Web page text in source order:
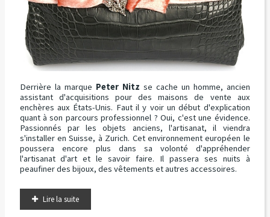
Derrière la marque Peter Nitz se cache un homme, ancien
assistant d'acquisitions pour des maisons de vente aux
enchères aux États-Unis. Faut il y voir un début d'explication
quant à son parcours professionnel ? Oui, c'est une évidence.
Passionnés par les objets anciens, l'artisanat, il viendra
s'installer en Suisse, à Zurich. Cet environnement européen le
poussera encore plus dans sa volonté d'appréhender
l'artisanat d'art et le savoir faire. Il passera ses nuits à
peaufiner des bijoux, des vêtements et autres accessoires.
Lire la suite